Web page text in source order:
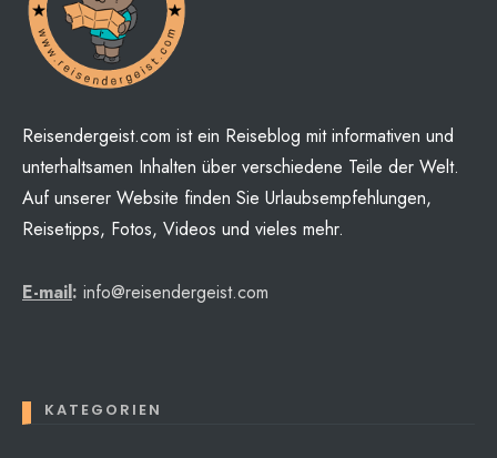
interesting from these lists...
Reisendergeist.com ist ein Reiseblog mit informativen und
unterhaltsamen Inhalten über verschiedene Teile der Welt.
Auf unserer Website finden Sie Urlaubsempfehlungen,
Reisetipps, Fotos, Videos und vieles mehr.
E-mail: info@reisendergeist.com
KATEGORIEN